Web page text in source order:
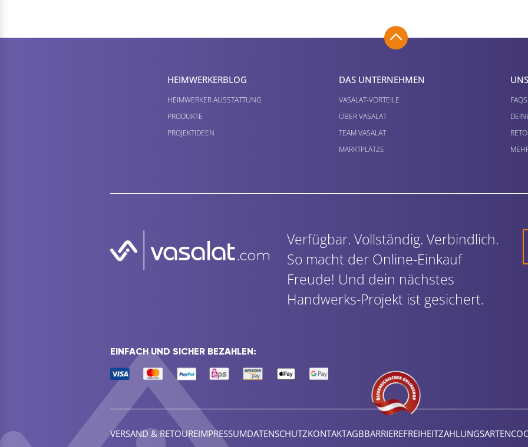
HEIMWERKER­BLOG
HEIMWERKER AUSSTATTUNG
PRODUKTE
PROJEKTIDEEN
DAS UNTERNEHMEN
VASALAT-VORTEILE
ÜBER VASALAT
TEAM VASALAT
MARKTPLÄTZE
FAQS
Verfügbar. Vollständig. Verbindlich.
So macht der Online-Einkauf
Freude! Und dein nächstes
Handwerks-Projekt ist gesichert.
EINFACH UND SICHER BEZAHLEN:
VERSAND & RETOUREIMPRESSUMDATENSCHUTZKONTAKTAGBBARRIEREFREIHEITZAHLUNGSARTEN